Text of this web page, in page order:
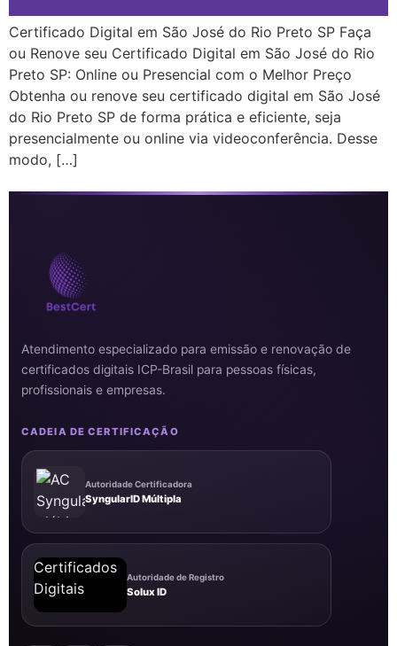
Certificado Digital em São José do Rio Preto SP Faça
ou Renove seu Certificado Digital em São José do Rio
Preto SP: Online ou Presencial com o Melhor Preço
Obtenha ou renove seu certificado digital em São José
do Rio Preto SP de forma prática e eficiente, seja
presencialmente ou online via videoconferência. Desse
modo, […]
Atendimento especializado para emissão e renovação de
certificados digitais ICP-Brasil para pessoas físicas,
profissionais e empresas.
CADEIA DE CERTIFICAÇÃO
Autoridade Certificadora
SyngularID Múltipla
Autoridade de Registro
Solux ID